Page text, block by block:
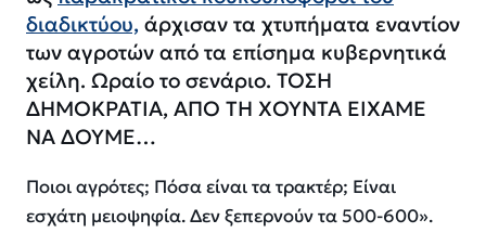
διαδικτύου, άρχισαν τα χτυπήματα εναντίον
των αγροτών από τα επίσημα κυβερνητικά
χείλη. Ωραίο το σενάριο. ΤΟΣΗ
ΔΗΜΟΚΡΑΤΙΑ, ΑΠΟ ΤΗ ΧΟΥΝΤΑ ΕΙΧΑΜΕ
ΝΑ ΔΟΥΜΕ…
Ποιοι αγρότες; Πόσα είναι τα τρακτέρ; Είναι
εσχάτη μειοψηφία. Δεν ξεπερνούν τα 500-600».